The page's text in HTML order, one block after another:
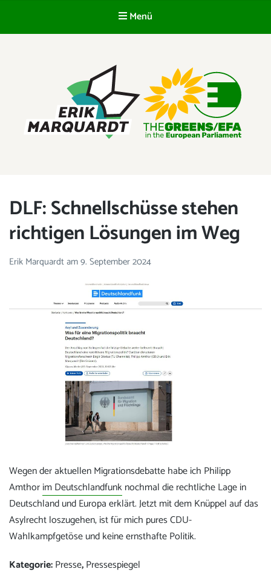
Menü
DLF: Schnellschüsse stehen
richtigen Lösungen im Weg
Erik Marquardtam9. September 2024
Wegen der aktuellen Migrationsdebatte habe ich Philipp
Amthorim Deutschlandfunknochmal die rechtliche Lage in
Deutschland und Europa erklärt. Jetzt mit dem Knüppel auf das
Asylrecht loszugehen, ist für mich pures CDU-
Wahlkampfgetöse und keine ernsthafte Politik.
Kategorie:Presse,Pressespiegel